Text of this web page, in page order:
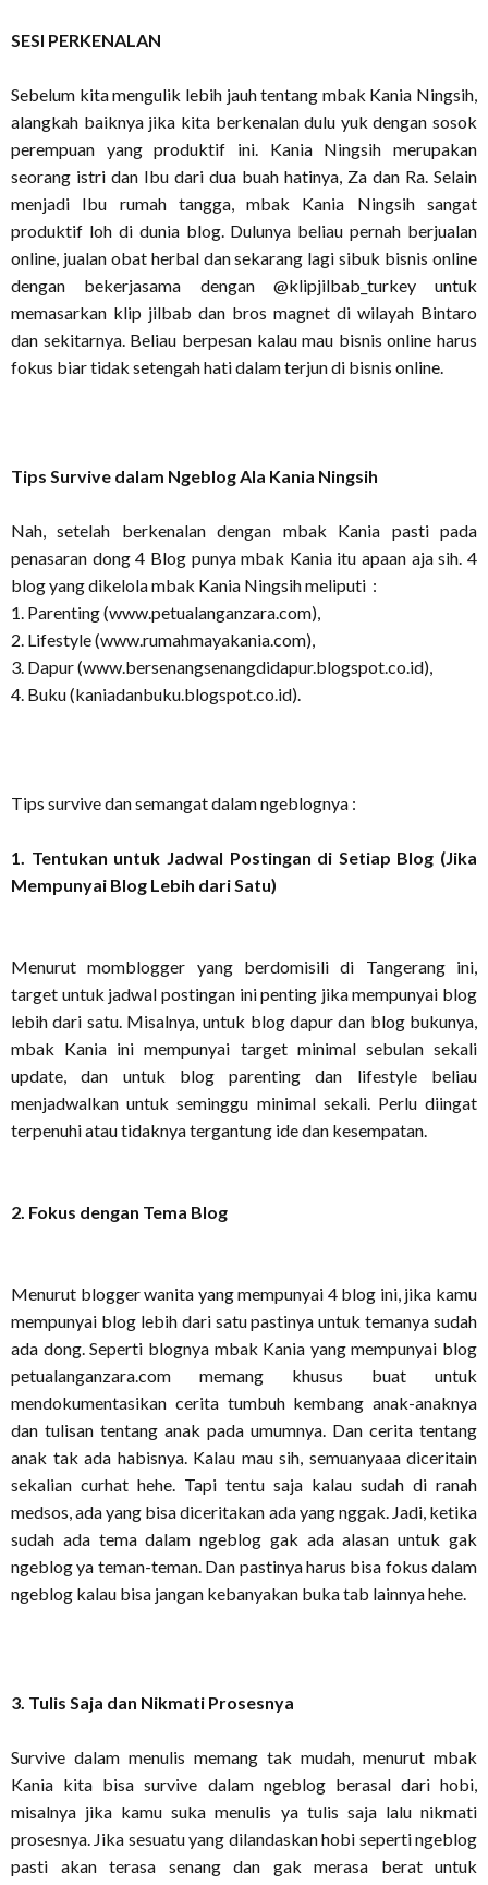
SESI PERKENALAN
Sebelum kita mengulik lebih jauh tentang mbak Kania Ningsih,
alangkah baiknya jika kita berkenalan dulu yuk dengan sosok
perempuan yang produktif ini. Kania Ningsih merupakan
seorang istri dan Ibu dari dua buah hatinya, Za dan Ra. Selain
menjadi Ibu rumah tangga, mbak Kania Ningsih sangat
produktif loh di dunia blog. Dulunya beliau pernah berjualan
online, jualan obat herbal dan sekarang lagi sibuk bisnis online
dengan bekerjasama dengan @klipjilbab_turkey untuk
memasarkan klip jilbab dan bros magnet di wilayah Bintaro
dan sekitarnya. Beliau berpesan kalau mau bisnis online harus
fokus biar tidak setengah hati dalam terjun di bisnis online.
Tips Survive dalam Ngeblog Ala Kania Ningsih
Nah, setelah berkenalan dengan mbak Kania pasti pada
penasaran dong 4 Blog punya mbak Kania itu apaan aja sih. 4
blog yang dikelola mbak Kania Ningsih meliputi :
1. Parenting (www.petualanganzara.com),
2. Lifestyle (www.rumahmayakania.com),
3. Dapur (www.bersenangsenangdidapur.blogspot.co.id),
4. Buku (kaniadanbuku.blogspot.co.id).
Tips survive dan semangat dalam ngeblognya :
1. Tentukan untuk Jadwal Postingan di Setiap Blog (Jika
Mempunyai Blog Lebih dari Satu)
Menurut momblogger yang berdomisili di Tangerang ini,
target untuk jadwal postingan ini penting jika mempunyai blog
lebih dari satu. Misalnya, untuk blog dapur dan blog bukunya,
mbak Kania ini mempunyai target minimal sebulan sekali
update, dan untuk blog parenting dan lifestyle beliau
menjadwalkan untuk seminggu minimal sekali. Perlu diingat
terpenuhi atau tidaknya tergantung ide dan kesempatan.
2. Fokus dengan Tema Blog
Menurut blogger wanita yang mempunyai 4 blog ini, jika kamu
mempunyai blog lebih dari satu pastinya untuk temanya sudah
ada dong. Seperti blognya mbak Kania yang mempunyai blog
petualanganzara.com memang khusus buat untuk
mendokumentasikan cerita tumbuh kembang anak-anaknya
dan tulisan tentang anak pada umumnya. Dan cerita tentang
anak tak ada habisnya. Kalau mau sih, semuanyaaa diceritain
sekalian curhat hehe. Tapi tentu saja kalau sudah di ranah
medsos, ada yang bisa diceritakan ada yang nggak. Jadi, ketika
sudah ada tema dalam ngeblog gak ada alasan untuk gak
ngeblog ya teman-teman. Dan pastinya harus bisa fokus dalam
ngeblog kalau bisa jangan kebanyakan buka tab lainnya hehe.
3. Tulis Saja dan Nikmati Prosesnya
Survive dalam menulis memang tak mudah, menurut mbak
Kania kita bisa survive dalam ngeblog berasal dari hobi,
misalnya jika kamu suka menulis ya tulis saja lalu nikmati
prosesnya. Jika sesuatu yang dilandaskan hobi seperti ngeblog
pasti akan terasa senang dan gak merasa berat untuk